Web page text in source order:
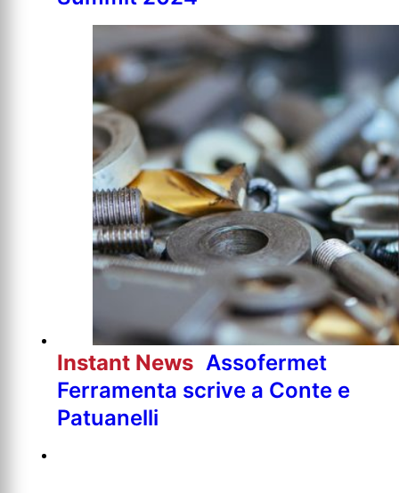
Instant News Assofermet
Ferramenta scrive a Conte e
Patuanelli